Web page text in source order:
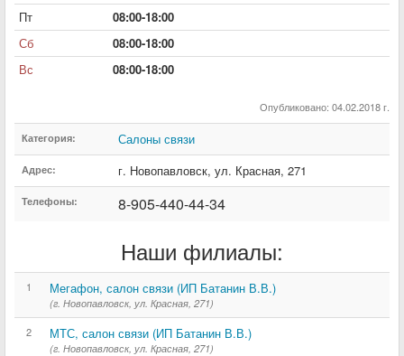
Пт
08:00-18:00
Сб
08:00-18:00
Вс
08:00-18:00
Опубликовано: 04.02.2018 г.
Категория: Салоны связи
Адрес: г. Новопавловск, ул. Красная, 271
Телефоны: 8-905-440-44-34
Наши филиалы:
1 Мегафон, салон связи (ИП Батанин В.В.)
(г. Новопавловск, ул. Красная, 271)
2 МТС, салон связи (ИП Батанин В.В.)
(г. Новопавловск, ул. Красная, 271)